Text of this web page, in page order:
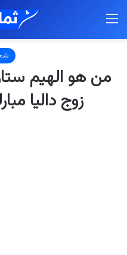
زوج داليا